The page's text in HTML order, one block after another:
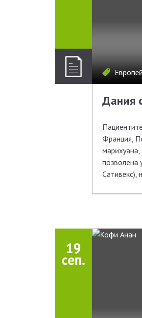
Дания
Франция,
позволена
Сативекс),
19
сеп.